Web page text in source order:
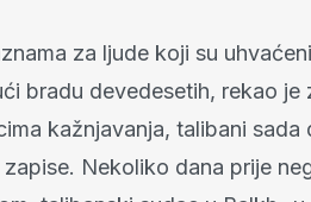
za ljude koji su
bradu devedesetih, rekao je
kažnjavanja, talibani sada
Nekoliko dana prije